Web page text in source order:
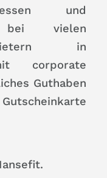
und
bei vielen
in
corporate
Guthaben